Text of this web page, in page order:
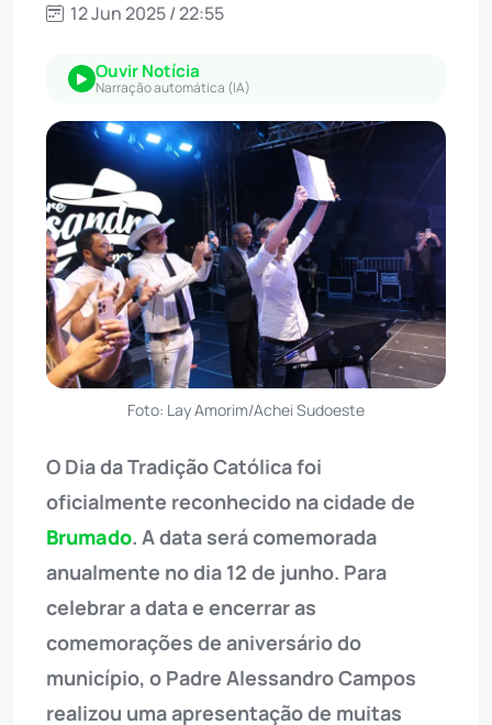
12 Jun 2025 / 22:55
Ouvir Notícia
Narração automática (IA)
Foto: Lay Amorim/Achei Sudoeste
O Dia da Tradição Católica foi
oficialmente reconhecido na cidade de
Brumado. A data será comemorada
anualmente no dia 12 de junho. Para
celebrar a data e encerrar as
comemorações de aniversário do
município, o Padre Alessandro Campos
realizou uma apresentação de muitas